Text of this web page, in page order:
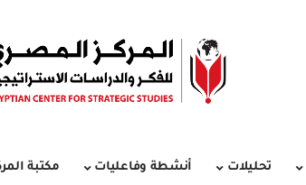
تحليلات أنشطة وفاعليات مكتبة